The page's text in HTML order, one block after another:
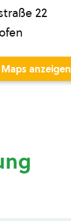
22
anzeigen